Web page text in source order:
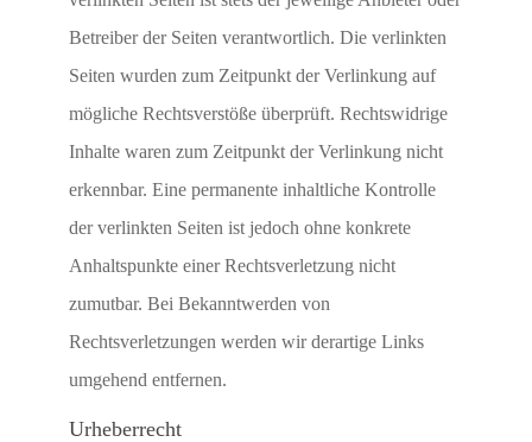
Betreiber der Seiten verantwortlich. Die verlinkten
Seiten wurden zum Zeitpunkt der Verlinkung auf
mögliche Rechtsverstöße überprüft. Rechtswidrige
Inhalte waren zum Zeitpunkt der Verlinkung nicht
erkennbar. Eine permanente inhaltliche Kontrolle
der verlinkten Seiten ist jedoch ohne konkrete
Anhaltspunkte einer Rechtsverletzung nicht
zumutbar. Bei Bekanntwerden von
Rechtsverletzungen werden wir derartige Links
umgehend entfernen.
Urheberrecht